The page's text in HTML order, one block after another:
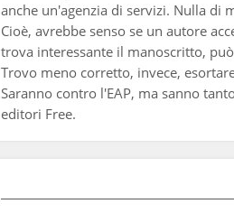
anche un'agenzia di servizi. Nulla di
Cioè, avrebbe senso se un autore
trova interessante il manoscritto,
Trovo meno corretto, invece,
Saranno contro l'EAP, ma sanno
editori Free.